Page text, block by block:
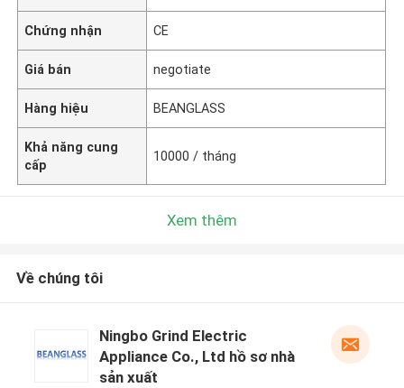
Chứng nhận CE
Giá bán negotiate
Hàng hiệu BEANGLASS
Khả năng cung
cấp
10000 / tháng
Xem thêm
Về chúng tôi
Ningbo Grind Electric
Appliance Co., Ltd hồ sơ nhà
sản xuất